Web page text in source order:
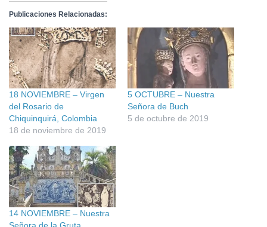
Publicaciones Relacionadas:
18 NOVIEMBRE – Virgen
del Rosario de
Chiquinquirá, Colombia
18 de noviembre de 2019
5 OCTUBRE – Nuestra
Señora de Buch
5 de octubre de 2019
14 NOVIEMBRE – Nuestra
Señora de la Gruta,